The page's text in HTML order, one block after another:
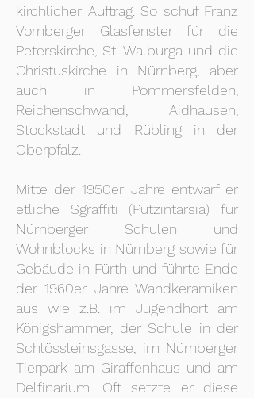
kirchlicher Auftrag. So schuf Franz
Vornberger Glasfenster für die
Peterskirche, St. Walburga und die
Christuskirche in Nürnberg, aber
auch in Pommersfelden,
Reichenschwand, Aidhausen,
Stockstadt und Rübling in der
Oberpfalz.
Mitte der 1950er Jahre entwarf er
etliche Sgraffiti (Putzintarsia) für
Nürnberger Schulen und
Wohnblocks in Nürnberg sowie für
Gebäude in Fürth und führte Ende
der 1960er Jahre Wandkeramiken
aus wie z.B. im Jugendhort am
Königshammer, der Schule in der
Schlössleinsgasse, im Nürnberger
Tierpark am Giraffenhaus und am
Delfinarium. Oft setzte er diese